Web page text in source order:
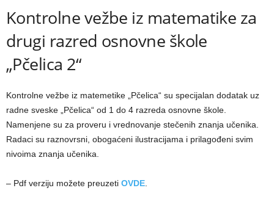
Kontrolne vežbe iz matematike za
drugi razred osnovne škole
„Pčelica 2“
Kontrolne vežbe iz matemetike „Pčelica“ su specijalan dodatak uz
radne sveske „Pčelica“ od 1 do 4 razreda osnovne škole.
Namenjene su za proveru i vrednovanje stečenih znanja učenika.
Radaci su raznovrsni, obogaćeni ilustracijama i prilagođeni svim
nivoima znanja učenika.
– Pdf verziju možete preuzeti OVDE